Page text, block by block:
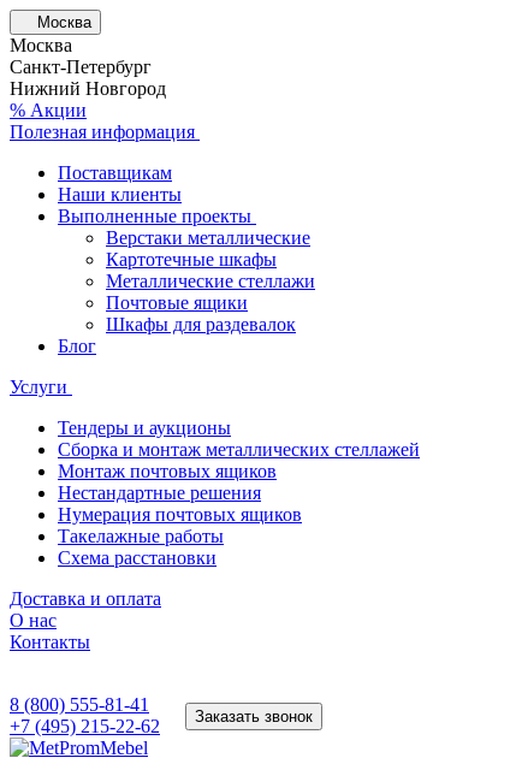
Москва
Москва
Санкт-Петербург
Нижний Новгород
% Акции
Полезная информация
Поставщикам
Наши клиенты
Выполненные проекты
Верстаки металлические
Картотечные шкафы
Металлические стеллажи
Почтовые ящики
Шкафы для раздевалок
Блог
Услуги
Тендеры и аукционы
Сборка и монтаж металлических стеллажей
Монтаж почтовых ящиков
Нестандартные решения
Нумерация почтовых ящиков
Такелажные работы
Схема расстановки
Доставка и оплата
О нас
Контакты
8 (800) 555-81-41
+7 (495) 215-22-62
Заказать звонок